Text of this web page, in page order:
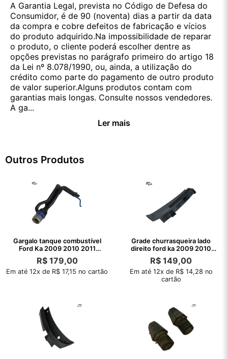
A Garantia Legal, prevista no Código de Defesa do
Consumidor, é de 90 (noventa) dias a partir da data
da compra e cobre defeitos de fabricação e vícios
do produto adquirido.Na impossibilidade de reparar
o produto, o cliente poderá escolher dentre as
opções previstas no parágrafo primeiro do artigo 18
da Lei nº 8.078/1990, ou, ainda, a utilização do
crédito como parte do pagamento de outro produto
de valor superior.Alguns produtos contam com
garantias mais longas. Consulte nossos vendedores.
A ga...
Ler mais
Outros Produtos
Gargalo tanque combustível
Ford Ka 2009 2010 2011
2012 2013
R$179,00
Em até 12x de R$ 17,15 no cartão
Grade churrasqueira lado
direito ford ka 2009 2010
2011 2012
R$ 149,00
Em até 12x de R$ 14,28 no
cartão